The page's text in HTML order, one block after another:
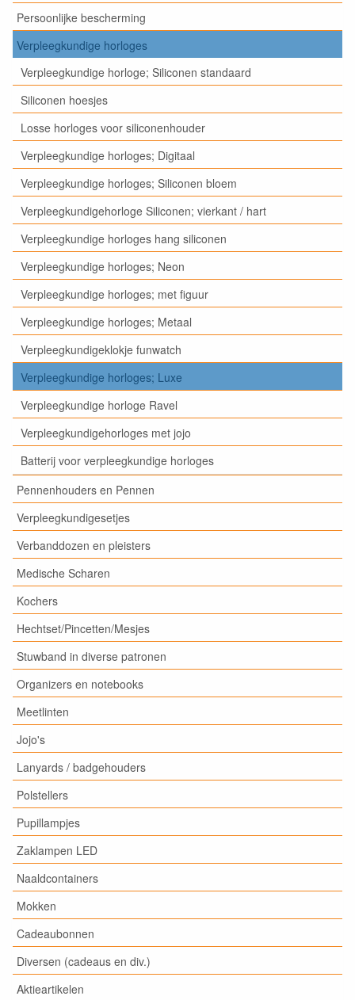
Persoonlijke bescherming
Verpleegkundige horloges
Verpleegkundige horloge; Siliconen standaard
Siliconen hoesjes
Losse horloges voor siliconenhouder
Verpleegkundige horloges; Digitaal
Verpleegkundige horloges; Siliconen bloem
Verpleegkundigehorloge Siliconen; vierkant / hart
Verpleegkundige horloges hang siliconen
Verpleegkundige horloges; Neon
Verpleegkundige horloges; met figuur
Verpleegkundige horloges; Metaal
Verpleegkundigeklokje funwatch
Verpleegkundige horloges; Luxe
Verpleegkundige horloge Ravel
Verpleegkundigehorloges met jojo
Batterij voor verpleegkundige horloges
Pennenhouders en Pennen
Verpleegkundigesetjes
Verbanddozen en pleisters
Medische Scharen
Kochers
Hechtset/Pincetten/Mesjes
Stuwband in diverse patronen
Organizers en notebooks
Meetlinten
Jojo's
Lanyards / badgehouders
Polstellers
Pupillampjes
Zaklampen LED
Naaldcontainers
Mokken
Cadeaubonnen
Diversen (cadeaus en div.)
Aktieartikelen